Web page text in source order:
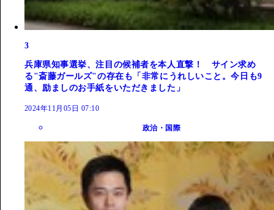
3
兵庫県知事選挙、注目の候補者を本人直撃！ サイン求め
る"斎藤ガールズ"の存在も「非常にうれしいこと。今日も9
通、励ましのお手紙をいただきました」
2024年11月05日 07:10
政治・国際